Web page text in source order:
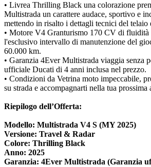
• Livrea Thrilling Black una colorazione
Multistrada un carattere audace, sportivo e
mettendo in risalto i dettagli tecnici del telaio
• Motore V4 Granturismo 170 CV di fluidità
l'esclusivo intervallo di manutenzione del
60.000 km. ️
• Garanzia 4Ever Multistrada viaggia senza
ufficiale Ducati di 4 anni inclusa nel prezzo. ️
• Condizioni da Vetrina moto impeccabile,
su strada e accompagnarti nella tua prossima
Riepilogo dell’Offerta:
️Modello: Multistrada V4 S (MY 2025)
Versione: Travel & Radar
Colore: Thrilling Black
Anno: 2025
Garanzia: 4Ever Multistrada (Garanzia